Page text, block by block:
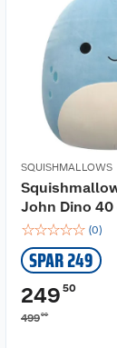
SQUISHMALLOWS
John Dino 40
☆☆☆☆☆ (0)
SPAR 249
249 50
49900